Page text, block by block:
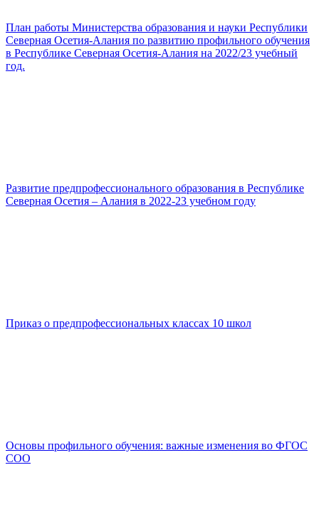
План работы Министерства образования и науки Республики
Северная Осетия-Алания по развитию профильного обучения
в Республике Северная Осетия-Алания на 2022/23 учебный
год.
Развитие предпрофессионального образования в Республике
Северная Осетия – Алания в 2022-23 учебном году
Приказ о предпрофессиональных классах 10 школ
Основы профильного обучения: важные изменения во ФГОС
СОО